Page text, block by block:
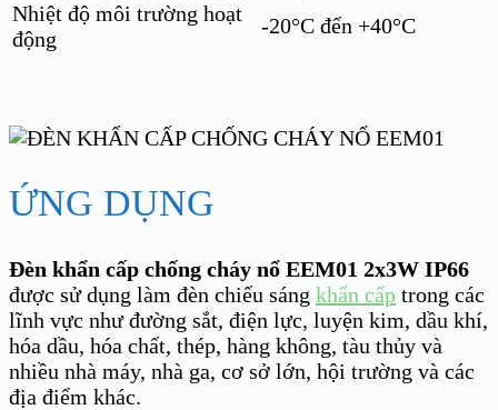
Nhiệt độ môi trường hoạt
động
-20°C đến +40°C
ỨNG DỤNG
Đèn khẩn cấp chống cháy nổ EEM01 2x3W IP66
được sử dụng làm đèn chiếu sáng khẩn cấp trong các
lĩnh vực như đường sắt, điện lực, luyện kim, dầu khí,
hóa dầu, hóa chất, thép, hàng không, tàu thủy và
nhiều nhà máy, nhà ga, cơ sở lớn, hội trường và các
địa điểm khác.